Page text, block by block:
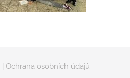
| Ochrana osobních údajů